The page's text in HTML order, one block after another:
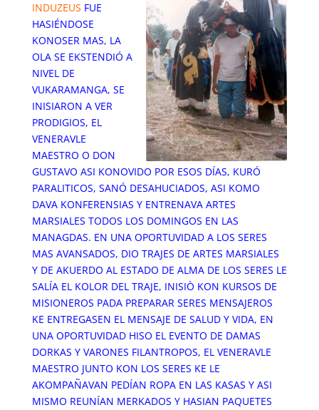
INDUZEUS FUE
HASIÉNDOSE
KONOSER MAS, LA
OLA SE EKSTENDIÓ A
NIVEL DE
VUKARAMANGA, SE
INISIARON A VER
PRODIGIOS, EL
VENERAVLE
MAESTRO O DON
GUSTAVO ASI KONOVIDO POR ESOS DÍAS, KURÓ
PARALITICOS, SANÓ DESAHUCIADOS, ASI KOMO
DAVA KONFERENSIAS Y ENTRENAVA ARTES
MARSIALES TODOS LOS DOMINGOS EN LAS
MANAGDAS. EN UNA OPORTUVIDAD A LOS SERES
MAS AVANSADOS, DIO TRAJES DE ARTES MARSIALES
Y DE AKUERDO AL ESTADO DE ALMA DE LOS SERES LE
SALÍA EL KOLOR DEL TRAJE, INISIÒ KON KURSOS DE
MISIONEROS PADA PREPARAR SERES MENSAJEROS
KE ENTREGASEN EL MENSAJE DE SALUD Y VIDA, EN
UNA OPORTUVIDAD HISO EL EVENTO DE DAMAS
DORKAS Y VARONES FILANTROPOS, EL VENERAVLE
MAESTRO JUNTO KON LOS SERES KE LE
AKOMPAÑAVAN PEDÍAN ROPA EN LAS KASAS Y ASI
MISMO REUNÍAN MERKADOS Y HASIAN PAQUETES